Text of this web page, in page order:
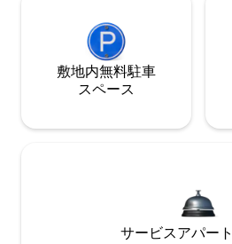
敷地内無料駐⁠車
ス⁠ペ⁠ー⁠ス
サービスアパー